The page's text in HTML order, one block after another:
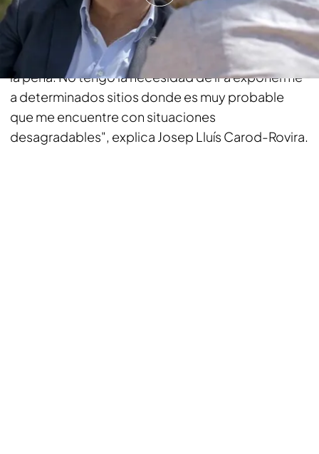
"Gente que te insulta, gente que se te acerca con
el himno de España y te lo pone en el oído… no vale
la pena. No tengo la necesidad de ir a exponerme
a determinados sitios donde es muy probable
que me encuentre con situaciones
desagradables", explica Josep Lluís Carod-Rovira.